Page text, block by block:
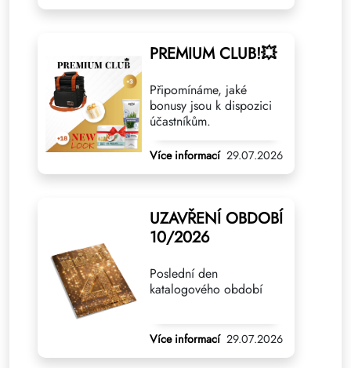
PREMIUM CLUB!💥
Připomínáme, jaké
bonusy jsou k dispozici
účastníkům.
Více informací 29.07.2026
UZAVŘENÍ OBDOBÍ
10/2026
Poslední den
katalogového období
Více informací 29.07.2026